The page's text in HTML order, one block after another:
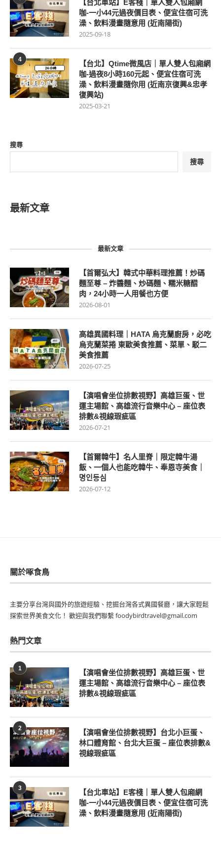
【台北車站】E客棧｜單人雙人包廂網
咖-一小44元過夜價目表、便宜住宿可洗
澡、飲料漫畫隨意用 (近南陽街)
2025-09-18
4
【台北】Qtime微風店｜單人雙人包廂網
咖-過夜8小時160元起、便宜住宿可洗
澡、飲料漫畫隨你用 (近南京復興&忠孝
復興站)
2025-03-21
搜尋
搜尋
最新文章
最新文章
【首爾弘大】韓式中華料理推薦！炒碼
麵至尊 – 炸醬麵、炒碼麵、糯米糖醋
肉，24小時一人用餐也方便
2026-08-01
高雄異國料理｜HATA 烏克蘭廚房，必吃
烏克蘭菜捲 東歐美食推薦、菜單、駁二
美食推薦
2026-07-25
【演唱會坐位排數視野】高雄巨蛋、世
運主場館、高雄流行音樂中心 – 座位表
排數&視線瑕疵區
2026-07-21
【首爾韓牛】名人里脊｜限定韓牛湯
飯、一個人也能吃韓牛、奉恩寺美食｜
명인등심
2026-07-12
關於啄食鳥
主要分享台灣與國外的旅遊經驗、挖掘台灣各式異國餐廳，讓大家輕鬆
探索世界美食文化！ 歡迎與我們聯繫 foodybirdtravel@gmail.com
熱門文章
1
【演唱會坐位排數視野】高雄巨蛋、世
運主場館、高雄流行音樂中心 – 座位表
排數&視線瑕疵區
2
【演唱會坐位排數視野】台北小巨蛋、
林口體育館、台北大巨蛋 – 座位表排數&
視線瑕疵區
3
【台北車站】E客棧｜單人雙人包廂網
咖-一小44元過夜價目表、便宜住宿可洗
澡、飲料漫畫隨意用 (近南陽街)